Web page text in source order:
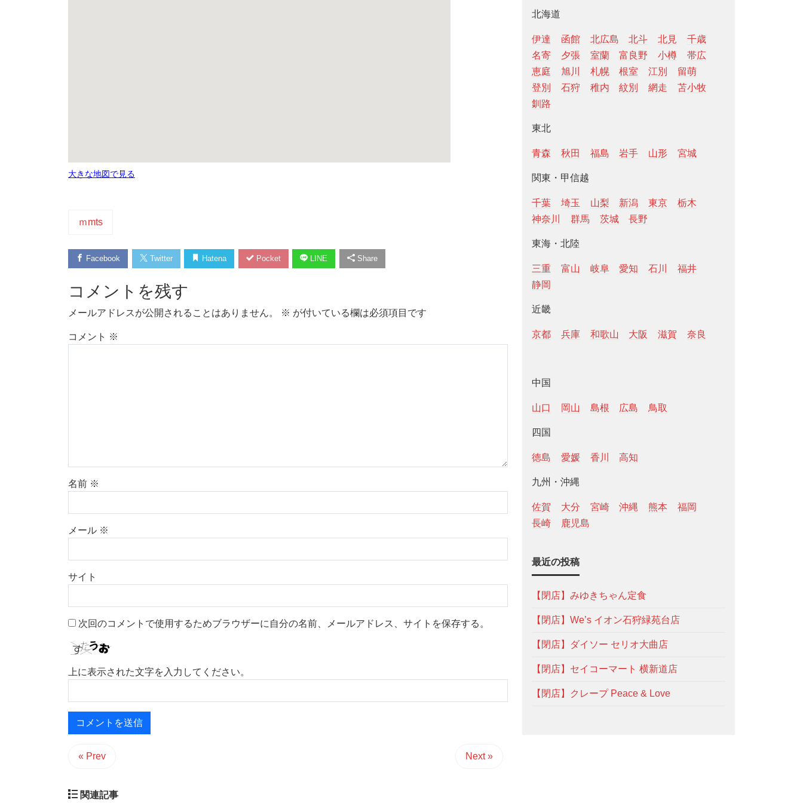
大きな地図で見る
ｍmts
Facebook Twitter Hatena Pocket LINE Share
コメントを残す
メールアドレスが公開されることはありません。 ※ が付いている欄は必須項目です
コメント ※
名前 ※
メール ※
サイト
次回のコメントで使用するためブラウザーに自分の名前、メールアドレス、サイトを保存する。
上に表示された文字を入力してください。
« Prev Next »
関連記事
北海道
伊達 函館 北広島 北斗 北見
千歳
名寄
夕張 室蘭 富良野 小樽
帯広
恵庭
旭川 札幌 根室 江別
留萌
登別
石狩 稚内 紋別 網走
苫小牧
釧路
東北
青森 秋田 福島 岩手 山形 宮城
関東・甲信越
千葉 埼玉 山梨 新潟 東京
栃木
神奈川
群馬 茨城 長野
東海・北陸
三重 富山 岐阜 愛知 石川
福井
静岡
近畿
京都 兵庫 和歌山 大阪 滋賀 奈良
中国
山口 岡山 島根 広島 鳥取
四国
徳島 愛媛 香川 高知
九州・沖縄
佐賀 大分 宮崎 沖縄 熊本
福岡
長崎
鹿児島
最近の投稿
【閉店】みゆきちゃん定食
【閉店】We’s イオン石狩緑苑台店
【閉店】ダイソー セリオ大曲店
【閉店】セイコーマート 横新道店
【閉店】クレープ Peace & Love